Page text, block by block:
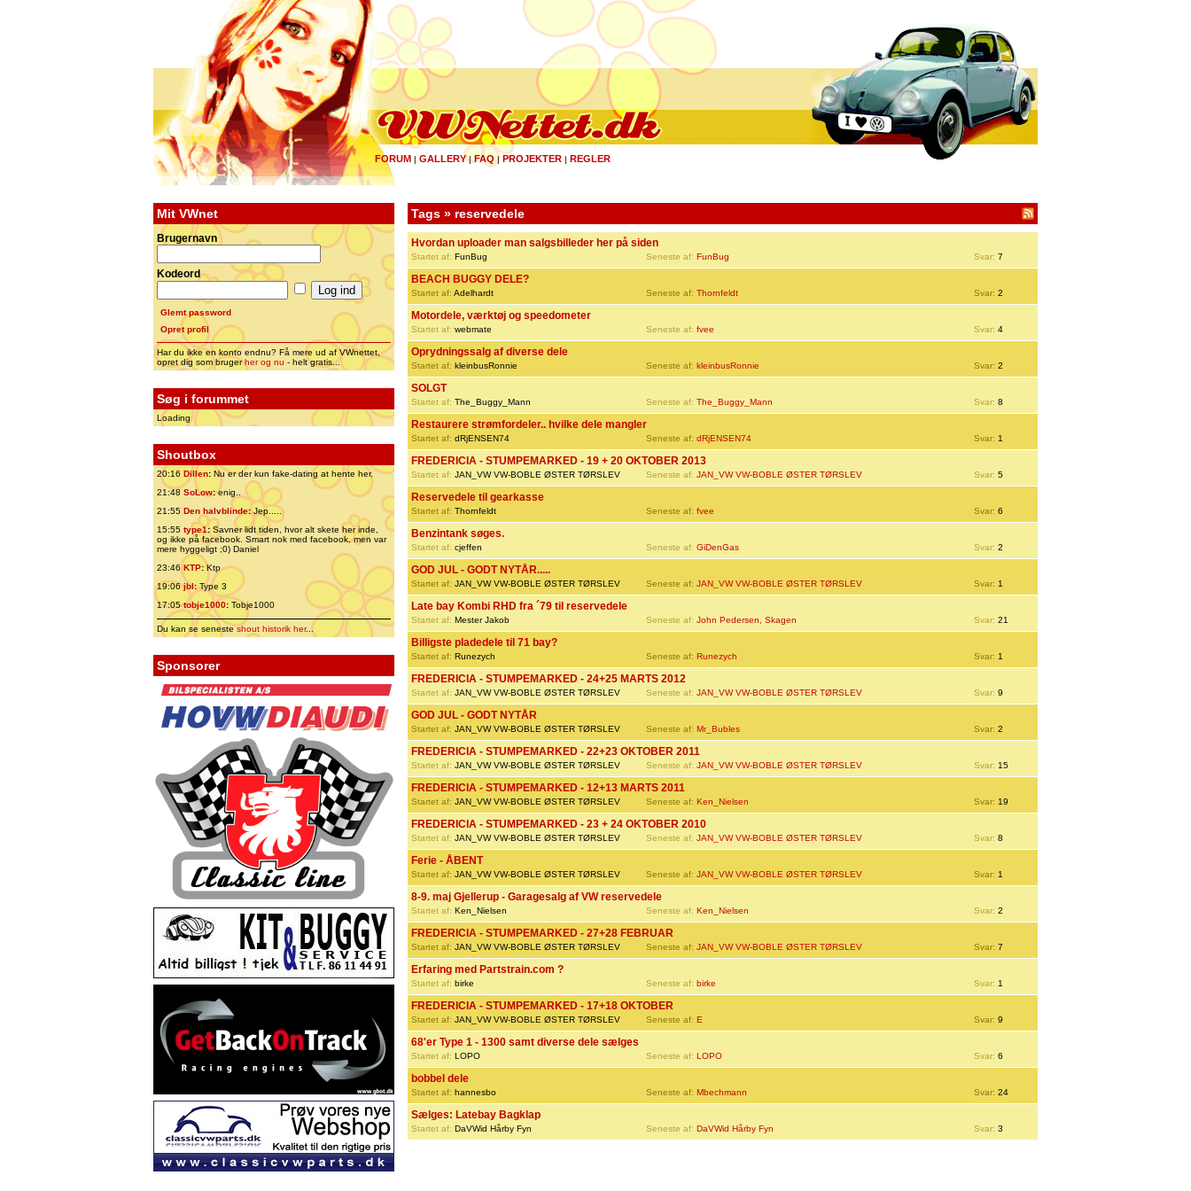
FORUM | GALLERY|FAQ | PROJEKTER | REGLER
Mit VWnet
Brugernavn
Kodeord
Glemt password
Opret profil
Har du ikke en konto endnu? Få mere ud af VWnettet,
opret dig som brugerher og nu - helt gratis...
Søg i forummet
Loading
Shoutbox
20:16 Dillen: Nu er der kun fake-dating at hente her.
21:48 SoLow:enig..
21:55 Den halvblinde:Jep.....
15:55 type1:Savner lidt tiden, hvor alt skete her inde,
og ikke på facebook. Smart nok med facebook, men var
mere hyggeligt ;0) Daniel
23:46 KTP:Ktp
19:06jbl:Type 3
17:05tobje1000: Tobje1000
Du kan se senesteshout historik her...
Sponsorer
Tags » reservedele
Hvordan uploader man salgsbilleder her på siden
Startet af: FunBug Seneste af: FunBug Svar: 7
BEACH BUGGY DELE?
Startet af: Adelhardt Seneste af: Thornfeldt Svar: 2
Motordele, værktøj og speedometer
Startet af: webmate Seneste af: fvee Svar: 4
Oprydningssalg af diverse dele
Startet af: kleinbusRonnie Seneste af: kleinbusRonnie Svar: 2
SOLGT
Startet af: The_Buggy_Mann Seneste af: The_Buggy_Mann Svar: 8
Restaurere strømfordeler.. hvilke dele mangler
Startet af: dRjENSEN74 Seneste af: dRjENSEN74 Svar: 1
FREDERICIA - STUMPEMARKED - 19 + 20 OKTOBER 2013
Startet af: JAN_VW VW-BOBLE ØSTER TØRSLEV Seneste af: JAN_VW VW-BOBLE ØSTER TØRSLEV Svar: 5
Reservedele til gearkasse
Startet af: Thornfeldt Seneste af: fvee Svar: 6
Benzintank søges.
Startet af: cjeffen Seneste af: GiDenGas Svar: 2
GOD JUL - GODT NYTÅR.....
Startet af: JAN_VW VW-BOBLE ØSTER TØRSLEV Seneste af: JAN_VW VW-BOBLE ØSTER TØRSLEV Svar: 1
Late bay Kombi RHD fra ´79 til reservedele
Startet af: Mester Jakob Seneste af: John Pedersen, Skagen Svar: 21
Billigste pladedele til 71 bay?
Startet af: Runezych Seneste af: Runezych Svar: 1
FREDERICIA - STUMPEMARKED - 24+25 MARTS 2012
Startet af: JAN_VW VW-BOBLE ØSTER TØRSLEV Seneste af: JAN_VW VW-BOBLE ØSTER TØRSLEV Svar: 9
GOD JUL - GODT NYTÅR
Startet af: JAN_VW VW-BOBLE ØSTER TØRSLEV Seneste af: Mr_Bubles Svar: 2
FREDERICIA - STUMPEMARKED - 22+23 OKTOBER 2011
Startet af: JAN_VW VW-BOBLE ØSTER TØRSLEV Seneste af: JAN_VW VW-BOBLE ØSTER TØRSLEV Svar: 15
FREDERICIA - STUMPEMARKED - 12+13 MARTS 2011
Startet af: JAN_VW VW-BOBLE ØSTER TØRSLEV Seneste af: Ken_Nielsen Svar: 19
FREDERICIA - STUMPEMARKED - 23 + 24 OKTOBER 2010
Startet af: JAN_VW VW-BOBLE ØSTER TØRSLEV Seneste af: JAN_VW VW-BOBLE ØSTER TØRSLEV Svar: 8
Ferie - ÅBENT
Startet af: JAN_VW VW-BOBLE ØSTER TØRSLEV Seneste af: JAN_VW VW-BOBLE ØSTER TØRSLEV Svar: 1
8-9. maj Gjellerup - Garagesalg af VW reservedele
Startet af: Ken_Nielsen Seneste af: Ken_Nielsen Svar: 2
FREDERICIA - STUMPEMARKED - 27+28 FEBRUAR
Startet af: JAN_VW VW-BOBLE ØSTER TØRSLEV Seneste af: JAN_VW VW-BOBLE ØSTER TØRSLEV Svar: 7
Erfaring med Partstrain.com ?
Startet af: birke Seneste af: birke Svar: 1
FREDERICIA - STUMPEMARKED - 17+18 OKTOBER
Startet af: JAN_VW VW-BOBLE ØSTER TØRSLEV Seneste af: E Svar: 9
68'er Type 1 - 1300 samt diverse dele sælges
Startet af: LOPO Seneste af: LOPO Svar: 6
bobbel dele
Startet af: hannesbo Seneste af: Mbechmann Svar: 24
Sælges: Latebay Bagklap
Startet af: DaVWid Hårby Fyn Seneste af: DaVWid Hårby Fyn Svar: 3